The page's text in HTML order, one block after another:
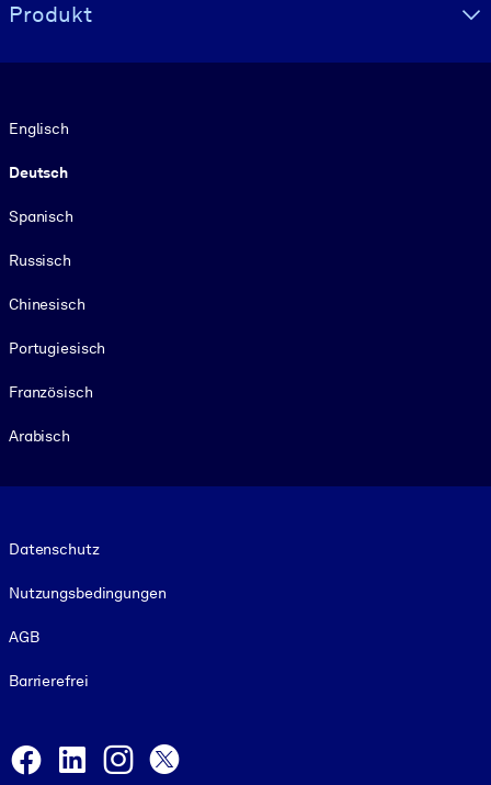
Produkt
Englisch
Deutsch
Spanisch
Russisch
Chinesisch
Portugiesisch
Französisch
Arabisch
Datenschutz
Nutzungsbedingungen
AGB
Barrierefrei
Facebook
LinkedInInstagram